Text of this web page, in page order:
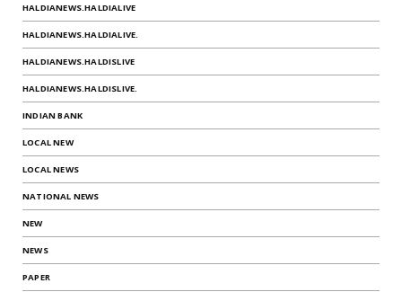
HALDIANEWS.HALDIALIVE
HALDIANEWS.HALDIALIVE.
HALDIANEWS.HALDISLIVE
HALDIANEWS.HALDISLIVE.
INDIAN BANK
LOCAL NEW
LOCAL NEWS
NATIONAL NEWS
NEW
NEWS
PAPER